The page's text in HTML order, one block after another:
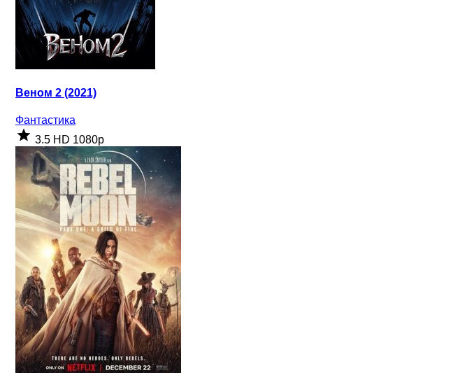
Веном 2 (2021)
Фантастика
3.5 HD 1080p